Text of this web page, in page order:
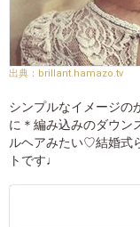
brillant.hamazo.tv
シンプルなイメージの
に＊編み込みのダウン
ルヘアみたい♡結婚式
トです♩